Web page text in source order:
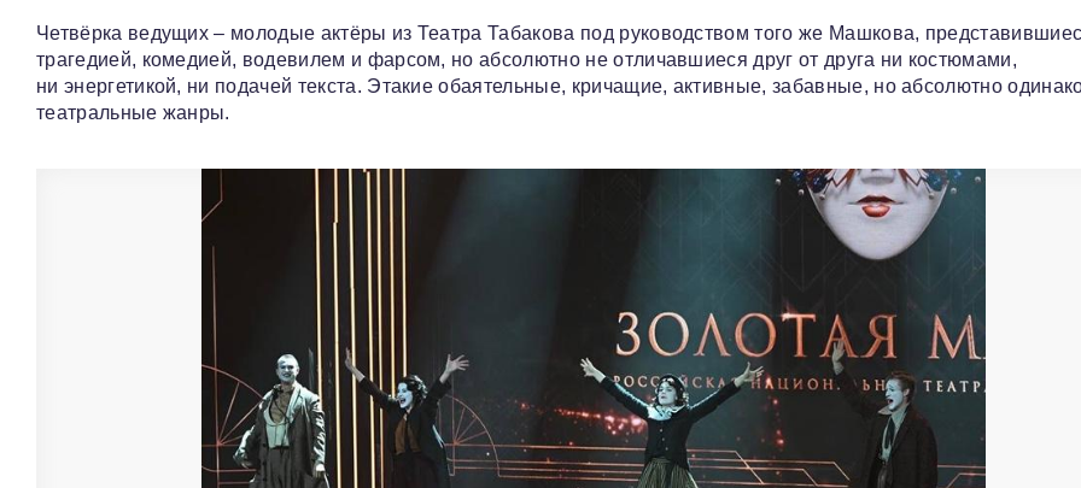
Четвёрка ведущих – молодые актёры из Театра Табакова под руководством того же Машкова,
трагедией, комедией, водевилем и фарсом, но абсолютно не отличавшиеся друг от друга ни костюмами,
ни энергетикой, ни подачей текста. Этакие обаятельные, кричащие, активные, забавные, но абсолютно
театральные жанры.